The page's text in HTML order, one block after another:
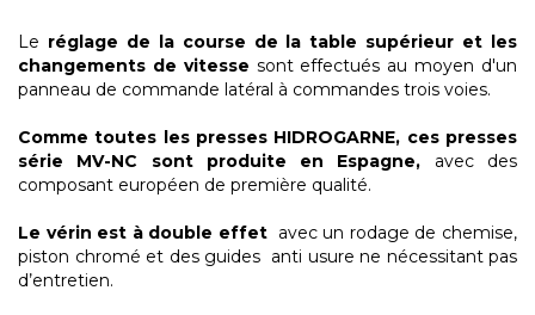
Le réglage de la course de la table supérieur et les
changements de vitesse sont effectués au moyen d'un
panneau de commande latéral à commandes trois voies.
Comme toutes les presses HIDROGARNE, ces presses
série MV-NC sont produite en Espagne, avec des
composant européen de première qualité.
Le vérin est à double effet avec un rodage de chemise,
piston chromé et des guides anti usure ne nécessitant pas
d’entretien.